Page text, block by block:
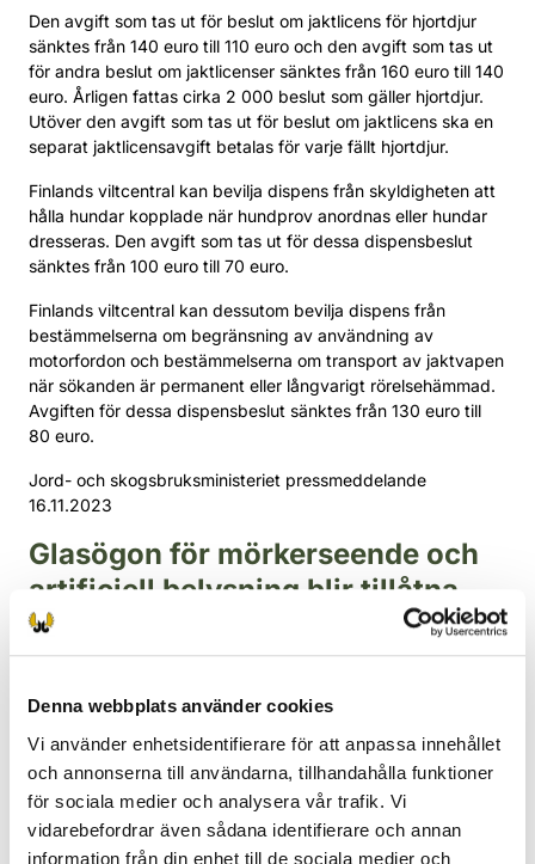
Denna webbplats använder cookies
Vi använder enhetsidentifierare för att anpassa innehållet
och annonserna till användarna, tillhandahålla funktioner
för sociala medier och analysera vår trafik. Vi
vidarebefordrar även sådana identifierare och annan
information från din enhet till de sociala medier och
Den avgift som tas ut för beslut om jaktlicens för hjortdjur
sänktes från 140 euro till 110 euro och den avgift som tas ut
för andra beslut om jaktlicenser sänktes från 160 euro till 140
euro. Årligen fattas cirka 2 000 beslut som gäller hjortdjur.
Utöver den avgift som tas ut för beslut om jaktlicens ska en
separat jaktlicensavgift betalas för varje fällt hjortdjur.
Finlands viltcentral kan bevilja dispens från skyldigheten att
hålla hundar kopplade när hundprov anordnas eller hundar
dresseras. Den avgift som tas ut för dessa dispensbeslut
sänktes från 100 euro till 70 euro.
Finlands viltcentral kan dessutom bevilja dispens från
bestämmelserna om begränsning av användning av
motorfordon och bestämmelserna om transport av jaktvapen
när sökanden är permanent eller långvarigt rörelsehämmad.
Avgiften för dessa dispensbeslut sänktes från 130 euro till
80 euro.
Jord- och skogsbruksministeriet pressmeddelande
16.11.2023
Glasögon för mörkerseende och
artificiell belysning blir tillåtna
vid jakt på vildsvin
artificiella ljuskällor avsedda för nattskytte får användas vid
är att effektivisera jakten på vildsvin för att förhindra
spridning av afrikansk svinpest (ASF).
Om sjukdomen sprids till Finland kommer den att ha
betydande ekonomiska konsekvenser för svinhushållningen.